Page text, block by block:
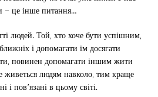
– це інше питання…
людей. Той, хто хоче бути успішним,
і допомагати їм досягати
повинен допомагати іншим жити
людям навколо, тим краще
і пов’язані в цьому світі.